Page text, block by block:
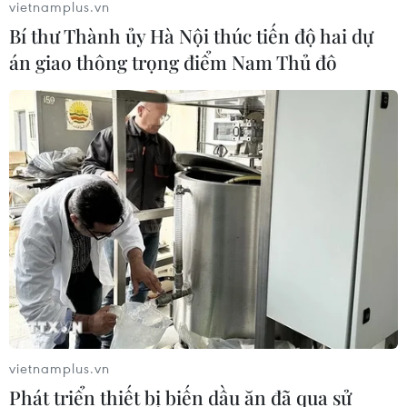
trợ 6 ngành công nghiệp chiến lược
07/08/2026 10:21
Trung Quốc hoàn thành bản đồ địa
chất mới của toàn bộ Mặt Trăng
07/08/2026 08:52
Australia đề cao hợp tác với Việt Nam
vì hòa bình, ổn định và thịnh vượng
07/08/2026 07:09
Cựu Đại sứ Australia: Tầm nhìn hợp
vietnamplus.vn
Bí thư Thành ủy Hà Nội thúc tiến độ hai dự
án giao thông trọng điểm Nam Thủ đô
vietnamplus.vn
Phát triển thiết bị biến dầu ăn đã qua sử